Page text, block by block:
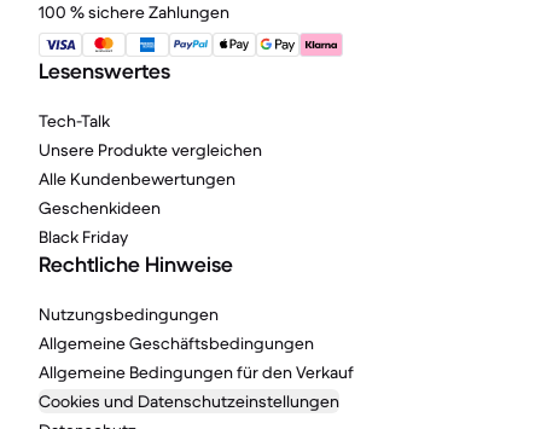
100 % sichere Zahlungen
Lesenswertes
Tech-Talk
Unsere Produkte vergleichen
Alle Kundenbewertungen
Geschenkideen
Black Friday
Rechtliche Hinweise
Nutzungsbedingungen
Allgemeine Geschäftsbedingungen
Allgemeine Bedingungen für den Verkauf
Cookies und Datenschutzeinstellungen